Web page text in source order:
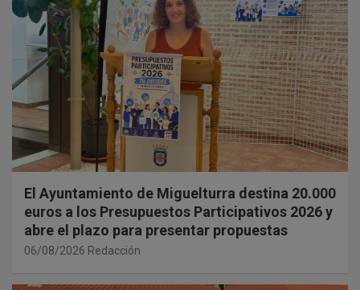
El Ayuntamiento de Miguelturra destina 20.000
euros a los Presupuestos Participativos 2026 y
abre el plazo para presentar propuestas
06/08/2026 Redacción